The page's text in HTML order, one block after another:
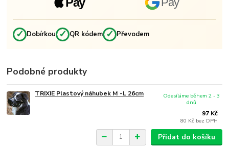
✓ Dobírkou ✓ QR kódem ✓ Převodem
Podobné produkty
TRIXIE Plastový náhubek M -L 26cm
97 Kč
80 Kč bez DPH
Odesíláme během 2 - 3
dnů
Přidat do košíku